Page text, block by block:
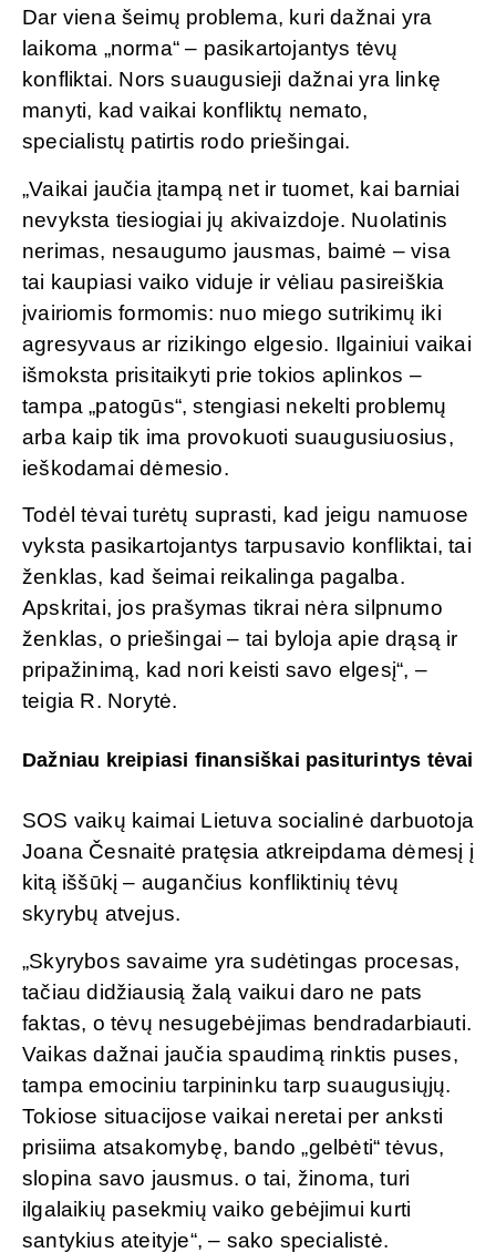
Dar viena šeimų problema, kuri dažnai yra
laikoma „norma“ – pasikartojantys tėvų
konfliktai. Nors suaugusieji dažnai yra linkę
manyti, kad vaikai konfliktų nemato,
specialistų patirtis rodo priešingai.
„Vaikai jaučia įtampą net ir tuomet, kai barniai
nevyksta tiesiogiai jų akivaizdoje. Nuolatinis
nerimas, nesaugumo jausmas, baimė – visa
tai kaupiasi vaiko viduje ir vėliau pasireiškia
įvairiomis formomis: nuo miego sutrikimų iki
agresyvaus ar rizikingo elgesio. Ilgainiui vaikai
išmoksta prisitaikyti prie tokios aplinkos –
tampa „patogūs“, stengiasi nekelti problemų
arba kaip tik ima provokuoti suaugusiuosius,
ieškodamai dėmesio.
Todėl tėvai turėtų suprasti, kad jeigu namuose
vyksta pasikartojantys tarpusavio konfliktai, tai
ženklas, kad šeimai reikalinga pagalba.
Apskritai, jos prašymas tikrai nėra silpnumo
ženklas, o priešingai – tai byloja apie drąsą ir
pripažinimą, kad nori keisti savo elgesį“, –
teigia R. Norytė.
Dažniau kreipiasi finansiškai pasiturintys tėvai
SOS vaikų kaimai Lietuva socialinė darbuotoja
Joana Česnaitė pratęsia atkreipdama dėmesį į
kitą iššūkį – augančius konfliktinių tėvų
skyrybų atvejus.
„Skyrybos savaime yra sudėtingas procesas,
tačiau didžiausią žalą vaikui daro ne pats
faktas, o tėvų nesugebėjimas bendradarbiauti.
Vaikas dažnai jaučia spaudimą rinktis puses,
tampa emociniu tarpininku tarp suaugusiųjų.
Tokiose situacijose vaikai neretai per anksti
prisiima atsakomybę, bando „gelbėti“ tėvus,
slopina savo jausmus. o tai, žinoma, turi
ilgalaikių pasekmių vaiko gebėjimui kurti
santykius ateityje“, – sako specialistė.